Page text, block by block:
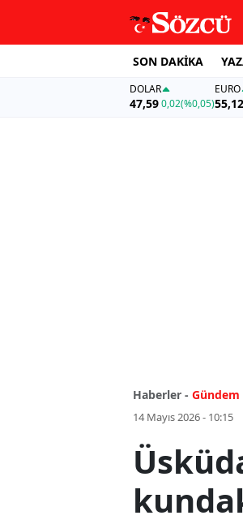
SON DAKİKA
DOLAR
47,590,02(%0,05)
EURO
55,12
Haberler - Gündem
14 Mayıs 2026 - 10:15